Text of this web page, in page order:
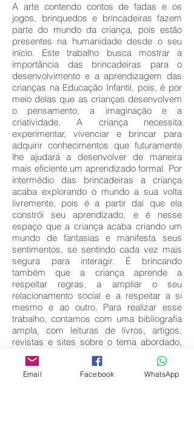
A arte contendo contos de fadas e os
jogos, brinquedos e brincadeiras fazem
parte do mundo da criança, pois estão
presentes na humanidade desde o seu
início. Este trabalho busca mostrar a
importância das brincadeiras para o
desenvolvimento e a aprendizagem das
crianças na Educação Infantil, pois, é por
meio delas que as crianças desenvolvem
o pensamento, a imaginação e a
criatividade. A criança necessita
experimentar, vivenciar e brincar para
adquirir conhecimentos que futuramente
lhe ajudará a desenvolver de maneira
mais eficiente um aprendizado formal. Por
intermédio das brincadeiras a criança
acaba explorando o mundo a sua volta
livremente, pois é a partir daí que ela
constrói seu aprendizado, e é nesse
espaço que a criança acaba criando um
mundo de fantasias e manifesta seus
sentimentos, se sentindo cada vez mais
segura para interagir. É brincando
também que a criança aprende a
respeitar regras, a ampliar o seu
relacionamento social e a respeitar a si
mesmo e ao outro. Para realizar esse
trabalho, contamos com uma bibliografia
ampla, com leituras de livros, artigos,
revistas e sites sobre o tema abordado,
além de pesquisar grandes autores e
pensadores. Desta forma poderemos
evidenciar o quão importante é o brincar
Email Facebook WhatsApp